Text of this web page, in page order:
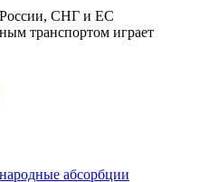
России, СНГ и ЕС
транспортом играет